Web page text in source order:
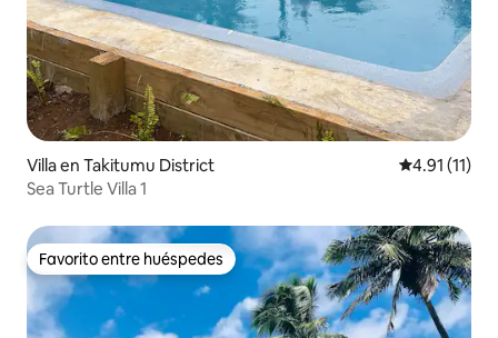
Villa en Takitumu District Calificación
4.91 (11)
Sea Turtle Villa 1
Favorito entre huéspedes
Favorito entre huéspedes